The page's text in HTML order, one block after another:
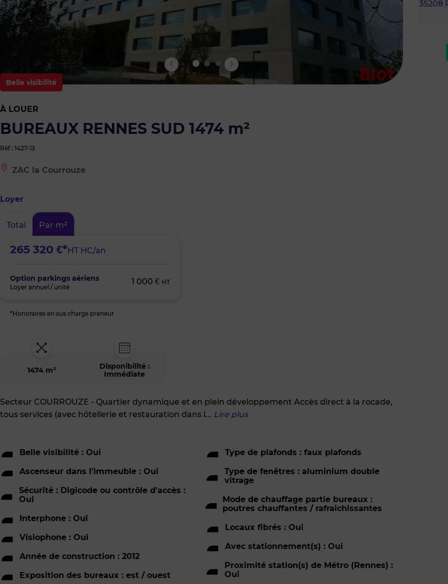
Belle visibilité
À LOUER
BUREAUX RENNES SUD 1474 m²
Réf : 1427-13
Le
bien
à
la
Courrouze
ZAC la Courrouze
Loyer
Total Par m²
265 320 €*HT HC/an
Option parkings aériens
Loyer annuel / unité
1 000 € HT
*Honoraires en sus charge preneur
1474 m²
Disponibilité :
Immédiate
Secteur COURROUZE - Quartier dynamique et en plein développement Accès direct à la rocade,
tous services (avec hôtellerie et restauration dans l... Lire plus
Belle visibilité : Oui
Ascenseur dans l'immeuble : Oui
Sécurité : Digicode ou contrôle d'accès :
Oui
Interphone : Oui
Visiophone : Oui
Année de construction : 2012
Exposition des bureaux : est / ouest
Type de plafonds : faux plafonds
Type de fenêtres : aluminium double
vitrage
Mode de chauffage partie bureaux :
poutres chauffantes / rafraichissantes
Locaux fibrés : Oui
Avec stationnement(s) : Oui
Proximité station(s) de Métro (Rennes) :
Oui
35208